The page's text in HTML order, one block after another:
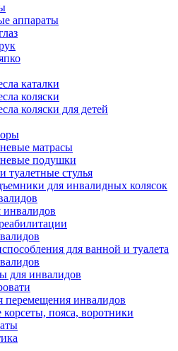
аппараты
каталки
коляски
коляски для детей
матрасы
подушки
туалетные стулья
для инвалидных колясок
инвалидов
для ванной и туалета
для инвалидов
перемещения инвалидов
корсеты, пояса, воротники